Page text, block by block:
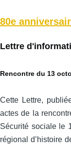
80e
Lettre
Rencontre du 13
Cette Lettre,
actes de la
Sécurité sociale le
régional d’histoire